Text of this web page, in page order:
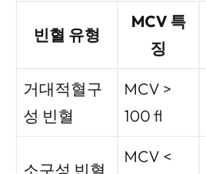
빈혈 유형
MCV 특
징
거대적혈구
성 빈혈
MCV >
100 fl
소구성 빈혈
MCV <